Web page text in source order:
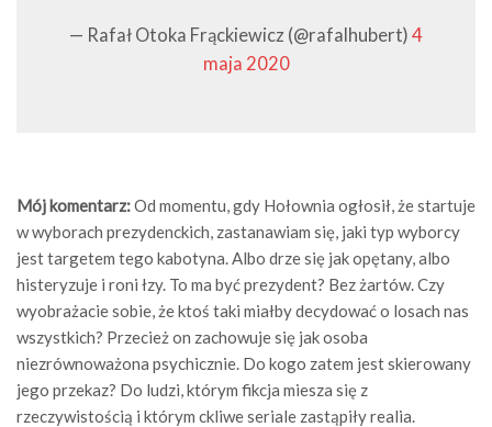
— Rafał Otoka Frąckiewicz (@rafalhubert) 4
maja 2020
Mój komentarz:Od momentu, gdy Hołownia ogłosił, że startuje
w wyborach prezydenckich, zastanawiam się, jaki typ wyborcy
jest targetem tego kabotyna. Albo drze się jak opętany, albo
histeryzuje i roni łzy. To ma być prezydent? Bez żartów. Czy
wyobrażacie sobie, że ktoś taki miałby decydować o losach nas
wszystkich? Przecież on zachowuje się jak osoba
niezrównoważona psychicznie. Do kogo zatem jest skierowany
jego przekaz? Do ludzi, którym fikcja miesza się z
rzeczywistością i którym ckliwe seriale zastąpiły realia.